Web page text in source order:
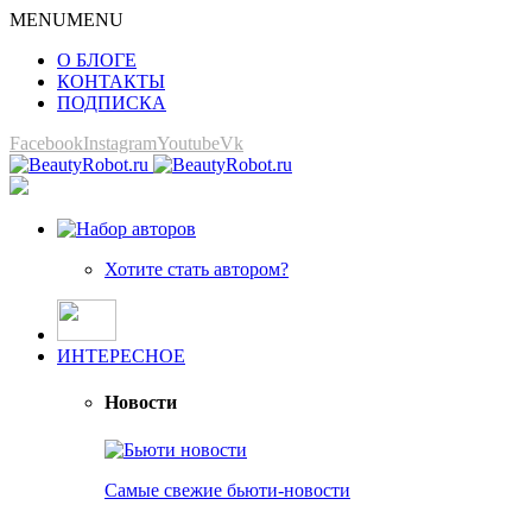
MENUMENU
О БЛОГЕ
КОНТАКТЫ
ПОДПИСКА
FacebookInstagramYoutubeVk
Хотите стать автором?
ИНТЕРЕСНОЕ
Новости
Самые свежие бьюти-новости